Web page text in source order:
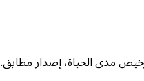
مدى الحياة، إصدار مطابق.